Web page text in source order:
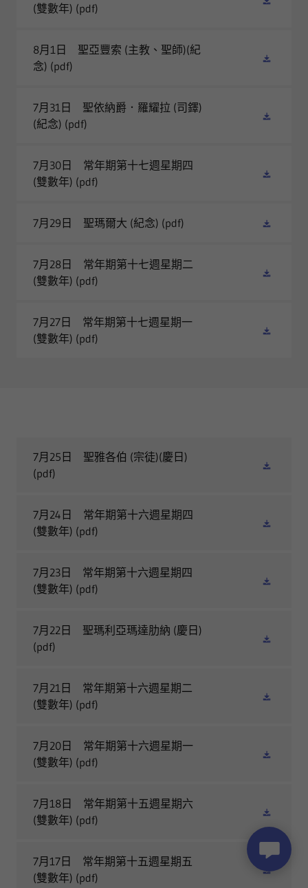
(雙數年) (pdf)
8月1日 聖亞豐索 (主教、聖師)(紀
念) (pdf)
7月31日 聖依納爵．羅耀拉 (司鐸)
(紀念) (pdf)
7月30日 常年期第十七週星期四
(雙數年) (pdf)
7月29日 聖瑪爾大 (紀念) (pdf)
7月28日 常年期第十七週星期二
(雙數年) (pdf)
7月27日 常年期第十七週星期一
(雙數年) (pdf)
7月25日 聖雅各伯 (宗徒)(慶日)
(pdf)
7月24日 常年期第十六週星期四
(雙數年) (pdf)
7月23日 常年期第十六週星期四
(雙數年) (pdf)
7月22日 聖瑪利亞瑪達肋納 (慶日)
(pdf)
7月21日 常年期第十六週星期二
(雙數年) (pdf)
7月20日 常年期第十六週星期一
(雙數年) (pdf)
7月18日 常年期第十五週星期六
(雙數年) (pdf)
7月17日 常年期第十五週星期五
(雙數年) (pdf)